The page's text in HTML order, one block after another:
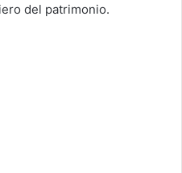
del patrimonio.